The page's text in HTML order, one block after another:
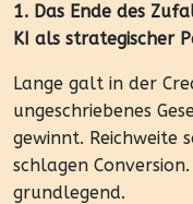
1. Das Ende des
KI als strategischer
Lange galt in der
ungeschriebenes
gewinnt. Reichweite
schlagen
grundlegend.